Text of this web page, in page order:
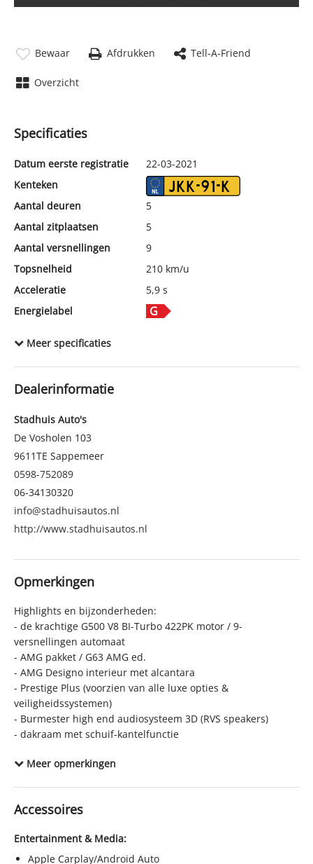
Bewaar Afdrukken Tell-A-Friend
Overzicht
Specificaties
Datum eerste registratie
22-03-2021
Kenteken
JKK-91-K
Aantal deuren
5
Aantal zitplaatsen
5
Aantal versnellingen
9
Topsnelheid
210 km/u
Acceleratie
5,9 s
Energielabel
Aantal cilinders
Kleur
Motorrijtuigenbelasting
Gewicht (leeg)
Modeldatum vanaf
Modeldatum tot
Max. trekgewicht ongeremd
750 kg
Gecombineerd verbruik
CO₂-emissie
Laksoort
Metallic
BTW verrekenbaar
Bijtellingspercentage
22%
APK
tot 30-04-2028
Bekleding
Onderhoudsboekjes aanwezig
Ja
Meer specificaties
Dealerinformatie
Stadhuis Auto's
De Vosholen 103
9611TE Sappemeer
0598-752089
06-34130320
info@stadhuisautos.nl
http://www.stadhuisautos.nl
Opmerkingen
Highlights en bijzonderheden:
- de krachtige G500 V8 BI-Turbo 422PK motor / 9-
versnellingen automaat
- AMG pakket / G63 AMG ed.
- AMG Designo interieur met alcantara
- Prestige Plus (voorzien van alle luxe opties &
veiligheidssystemen)
- Burmester high end audiosysteem 3D (RVS speakers)
- dakraam met schuif-kantelfunctie
- een video van deze G-klasse is op aanvraag per WhatsApp
Heeft u een inruilauto? Alle inruil is mogelijk!
WhatsApp 0598 75 20 89
Meer opmerkingen
Accessoires
Entertainment & Media:
Apple Carplay/Android Auto